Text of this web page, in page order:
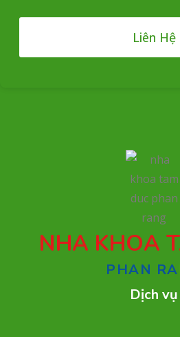
Liên Hệ
NHA KHOA
PHAN
Dịch vụ